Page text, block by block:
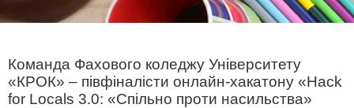
Команда Фахового коледжу Університету
«КРОК» – півфіналісти онлайн-хакатону «Насk
for Locals 3.0: «Спільно проти насильства»